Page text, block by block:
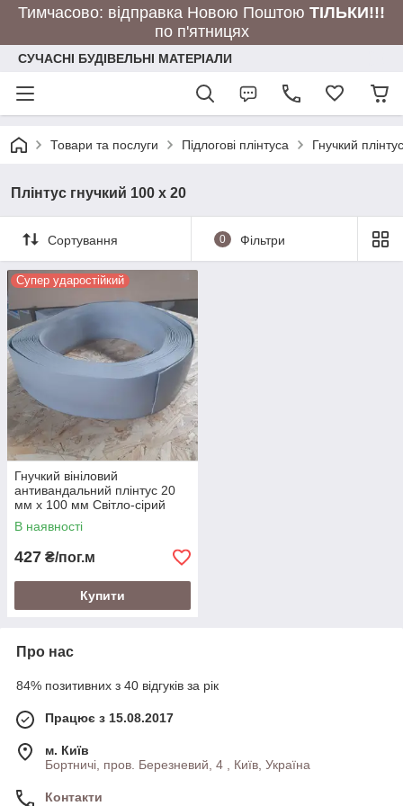
Тимчасово: відправка Новою Поштою ТІЛЬКИ!!!
по п'ятницях
СУЧАСНІ БУДІВЕЛЬНІ МАТЕРІАЛИ
Товари та послуги Підлогові плінтуса Гнучкий плінтус
Плінтус гнучкий 100 х 20
Сортування 0 Фільтри
Cупер ударостійкий
Гнучкий вініловий
антивандальний плінтус 20
мм х 100 мм Світло-сірий
В наявності
427 ₴/пог.м
Купити
Про нас
84% позитивних з 40 відгуків за рік
Працює з 15.08.2017
м. Київ
Бортничі, пров. Березневий, 4 , Київ, Україна
Контакти